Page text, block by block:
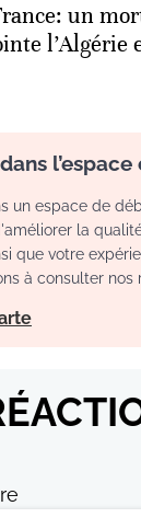
un
l’Algérie
un espace de
la
que votre
à consulter nos